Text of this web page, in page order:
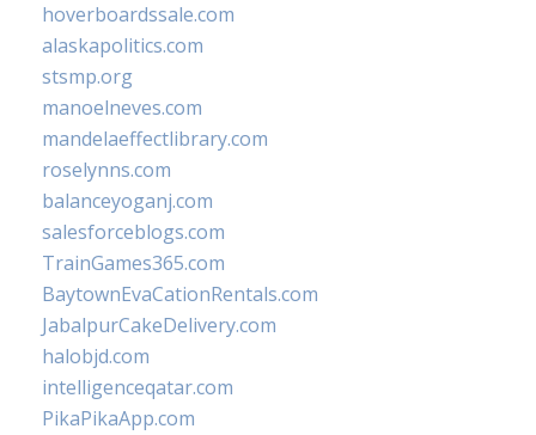
hoverboardssale.com
alaskapolitics.com
stsmp.org
manoelneves.com
mandelaeffectlibrary.com
roselynns.com
balanceyoganj.com
salesforceblogs.com
TrainGames365.com
BaytownEvaCationRentals.com
JabalpurCakeDelivery.com
halobjd.com
intelligenceqatar.com
PikaPikaApp.com